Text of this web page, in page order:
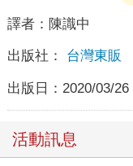
譯者： 陳識中
出版社： 台灣東販
出版日： 2020/03/26
活動訊息